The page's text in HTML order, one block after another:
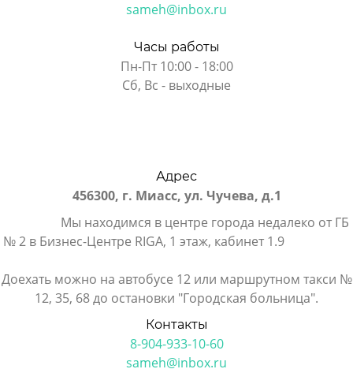
sameh@inbox.ru
Часы работы
Пн-Пт 10:00 - 18:00
Сб, Вс - выходные
Адрес
456300, г. Миасс, ул. Чучева, д.1
Мы находимся в центре города недалеко от ГБ
№ 2 в Бизнес-Центре RIGA, 1 этаж, кабинет 1.9
Доехать можно на автобусе 12 или маршрутном такси №
12, 35, 68 до остановки "Городская больница".
Контакты
8-904-933-10-60
sameh@inbox.ru